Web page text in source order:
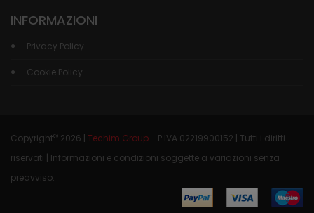
INFORMAZIONI
Privacy Policy
Cookie Policy
Copyright© 2026 | Techim Group - P.IVA 02219900152 | Tutti i diritti
riservati | Informazioni e condizioni soggette a variazioni senza
preavviso.